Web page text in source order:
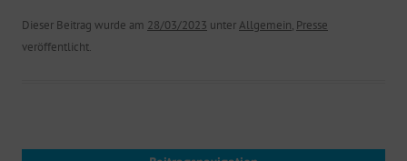
Dieser Beitrag wurde am 28/03/2023 unterAllgemein, Presse
veröffentlicht.